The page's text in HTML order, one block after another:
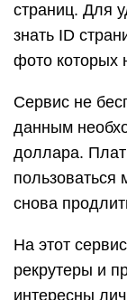
страниц. Для
знать ID
фото которых
Сервис не
данным
доллара.
пользоваться
снова
На этот
рекрутеры и
интересны